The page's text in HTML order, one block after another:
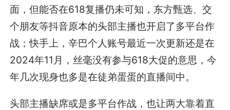
面，但能否在618复播仍未可知，东方甄选、交
个朋友等抖音原本的头部主播也开启了多平台作
战；快手上，辛巴个人账号最近一次更新还是在
2024年11月，丝毫没有参与618大促的意思，今
年几次现身也多是在徒弟蛋蛋的直播间中。
头部主播缺席或是多平台作战，也让两大靠着直